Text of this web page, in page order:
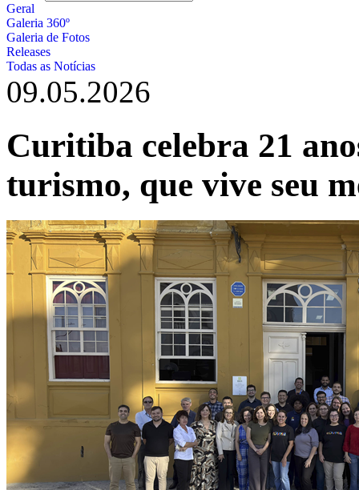
Geral
Galeria 360º
Galeria de Fotos
Releases
Todas as Notícias
09.05.2026
Curitiba celebra 21
turismo, que vive seu